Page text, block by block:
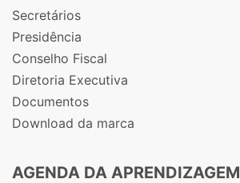
Secretários
Presidência
Conselho Fiscal
Diretoria Executiva
Documentos
Download da marca
AGENDA DA APRENDIZAGEM